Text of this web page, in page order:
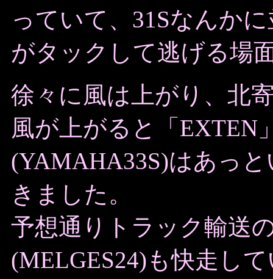
っていて、31Sなんか
がタックして逃げる場
徐々に風は上がり、北
風が上がると「EXTEN
(YAMAHA33S)はあっ
きました。
予想通りトラック輸送
(MELGES24)も快走し